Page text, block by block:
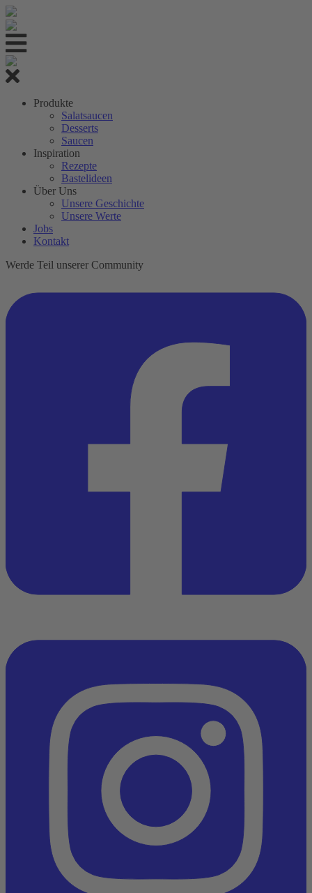
Produkte
Salatsaucen
Desserts
Saucen
Inspiration
Rezepte
Bastelideen
Über Uns
Unsere Geschichte
Unsere Werte
Jobs
Kontakt
Werde Teil unserer Community